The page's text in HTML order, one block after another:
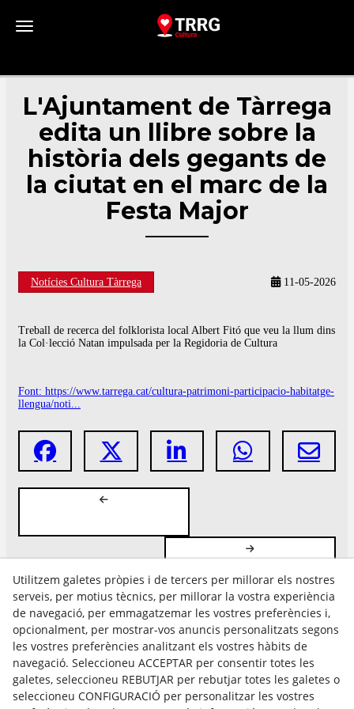
Toggle navigation
L'Ajuntament de Tàrrega
edita un llibre sobre la
història dels gegants de
la ciutat en el marc de la
Festa Major
Notícies Cultura Tàrrega 11-05-2026
Treball de recerca del folklorista local Albert Fitó que veu la llum dins
la Col·lecció Natan impulsada per la Regidoria de Cultura
Font: https://www.tarrega.cat/cultura-patrimoni-participacio-habitatge-
llengua/noti...
Avís Legal
Política Cookies
Política de Privacitat
Utilitzem galetes pròpies i de tercers per millorar els nostres
serveis, per motius tècnics, per millorar la vostra experiència
de navegació, per emmagatzemar les vostres preferències i,
opcionalment, per mostrar-vos anuncis personalitzats segons
les vostres preferències analitzant els vostres hàbits de
navegació. Seleccioneu ACCEPTAR per consentir totes les
galetes, seleccioneu REBUTJAR per rebutjar totes les galetes o
seleccioneu CONFIGURACIÓ per personalitzar les vostres